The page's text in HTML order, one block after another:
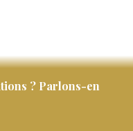
? Parlons-en